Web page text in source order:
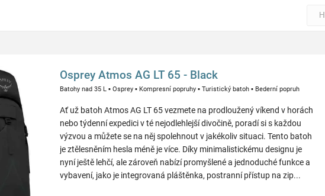
Osprey Atmos AG LT 65 - Black
Batohy nad 35 L ▪Osprey ▪ Kompresní popruhy ▪Turistický batoh ▪ Bederní popruh
Ať už batoh Atmos AG LT 65 vezmete na prodloužený víkend v horách
nebo týdenní expedici v té nejodlehlejší divočině, poradí si s každou
výzvou a můžete se na něj spolehnout v jakékoliv situaci. Tento batoh
je ztělesněním hesla méně je více. Díky minimalistickému designu je
nyní ještě lehčí, ale zároveň nabízí promyšlené a jednoduché funkce a
vybavení, jako je integrovaná pláštěnka, postranní přístup na zip...